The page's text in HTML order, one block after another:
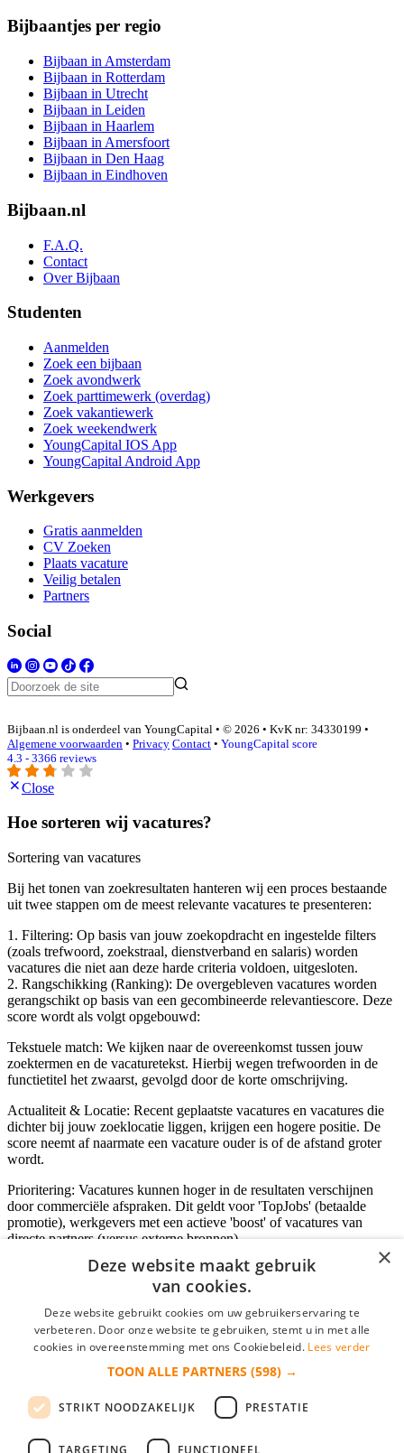
Bijbaantjes per regio
Bijbaan in Amsterdam
Bijbaan in Rotterdam
Bijbaan in Utrecht
Bijbaan in Leiden
Bijbaan in Haarlem
Bijbaan in Amersfoort
Bijbaan in Den Haag
Bijbaan in Eindhoven
Bijbaan.nl
F.A.Q.
Contact
Over Bijbaan
Studenten
Aanmelden
Zoek een bijbaan
Zoek avondwerk
Zoek parttimewerk (overdag)
Zoek vakantiewerk
Zoek weekendwerk
YoungCapital IOS App
YoungCapital Android App
Werkgevers
Gratis aanmelden
CV Zoeken
Plaats vacature
Veilig betalen
Partners
Social
Bijbaan.nl is onderdeel van YoungCapital • © 2026 • KvK nr: 34330199 •
Algemene voorwaarden • Privacy Contact • YoungCapital score
4.3 - 3366 reviews
Close
Hoe sorteren wij vacatures?
Sortering van vacatures
Bij het tonen van zoekresultaten hanteren wij een proces bestaande
uit twee stappen om de meest relevante vacatures te presenteren:
1. Filtering: Op basis van jouw zoekopdracht en ingestelde filters
(zoals trefwoord, zoekstraal, dienstverband en salaris) worden
vacatures die niet aan deze harde criteria voldoen, uitgesloten.
2. Rangschikking (Ranking): De overgebleven vacatures worden
gerangschikt op basis van een gecombineerde relevantiescore. Deze
score wordt als volgt opgebouwd:
Tekstuele match: We kijken naar de overeenkomst tussen jouw
zoektermen en de vacaturetekst. Hierbij wegen trefwoorden in de
functietitel het zwaarst, gevolgd door de korte omschrijving.
Actualiteit & Locatie: Recent geplaatste vacatures en vacatures die
dichter bij jouw zoeklocatie liggen, krijgen een hogere positie. De
score neemt af naarmate een vacature ouder is of de afstand groter
wordt.
Prioritering: Vacatures kunnen hoger in de resultaten verschijnen
door commerciële afspraken. Dit geldt voor 'TopJobs' (betaalde
promotie), werkgevers met een actieve 'boost' of vacatures van
directe partners (versus externe bronnen).
Inloggen als bedrijf
*
login gegevens onthouden
login
×
Deze website maakt gebruik
van cookies.
Deze website gebruikt cookies om uw gebruikerservaring te
verbeteren. Door onze website te gebruiken, stemt u in met alle
cookies in overeenstemming met ons Cookiebeleid. Lees verder
TOON ALLE PARTNERS (598) →
STRIKT NOODZAKELIJK PRESTATIE
TARGETING FUNCTIONEEL